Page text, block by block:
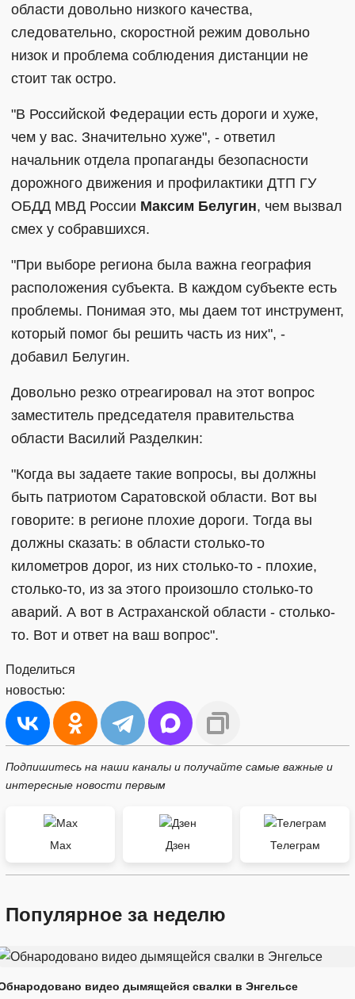
области довольно низкого качества,
следовательно, скоростной режим довольно
низок и проблема соблюдения дистанции не
стоит так остро.
"В Российской Федерации есть дороги и хуже,
чем у вас. Значительно хуже", - ответил
начальник отдела пропаганды безопасности
дорожного движения и профилактики ДТП ГУ
ОБДД МВД России Максим Белугин, чем вызвал
смех у собравшихся.
"При выборе региона была важна география
расположения субъекта. В каждом субъекте есть
проблемы. Понимая это, мы даем тот инструмент,
который помог бы решить часть из них", -
добавил Белугин.
Довольно резко отреагировал на этот вопрос
заместитель председателя правительства
области Василий Разделкин:
"Когда вы задаете такие вопросы, вы должны
быть патриотом Саратовской области. Вот вы
говорите: в регионе плохие дороги. Тогда вы
должны сказать: в области столько-то
километров дорог, из них столько-то - плохие,
столько-то, из за этого произошло столько-то
аварий. А вот в Астраханской области - столько-
то. Вот и ответ на ваш вопрос".
Поделиться
новостью:
Подпишитесь на наши каналы и получайте самые важные и
интересные новости первым
Max Дзен Телеграм
Популярное за неделю
видео дымящейся свалки в Энгельсе